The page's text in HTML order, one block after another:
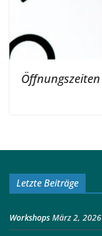
Öffnungszeiten
Letzte Beiträge
Workshops März 2, 2026